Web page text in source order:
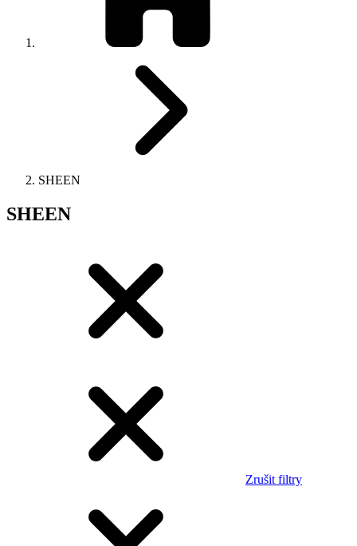
SHEEN
SHEEN
Zrušit filtry